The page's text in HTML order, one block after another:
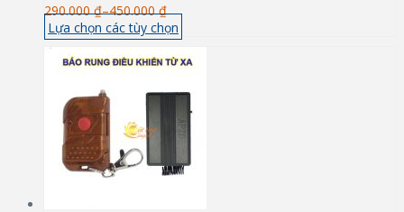
290.000 ₫–450.000 ₫
Lựa chọn các tùy chọn